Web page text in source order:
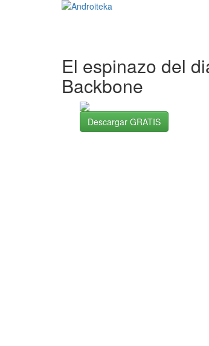
El espinazo del
Backbone
Descargar GRATIS